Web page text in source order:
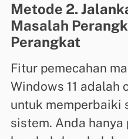
Metode 2.
Masalah
Perangkat
Fitur pemecahan
Windows 11 adalah
untuk memperbaiki
sistem. Anda